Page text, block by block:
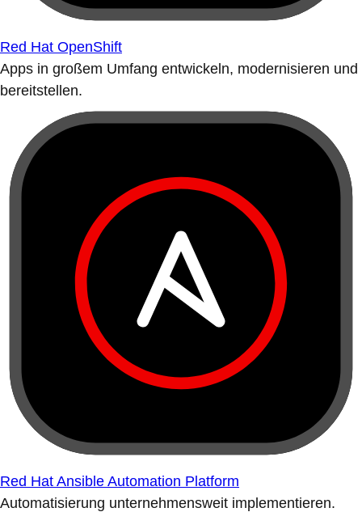
Red Hat OpenShift
Apps in großem Umfang entwickeln, modernisieren und
bereitstellen.
Red Hat Ansible Automation Platform
Automatisierung unternehmensweit implementieren.